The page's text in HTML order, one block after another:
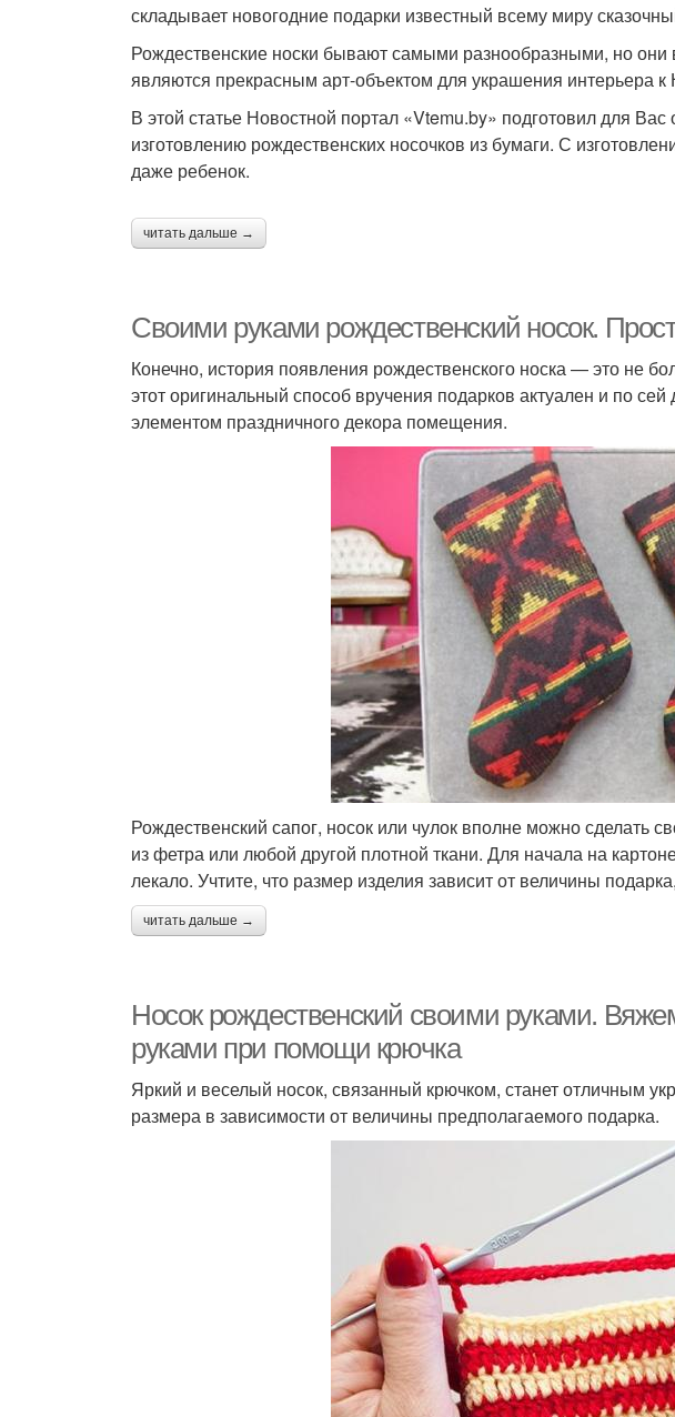
складывает новогодние подарки известный всему миру
Рождественские носки бывают самыми разнообразными, но они
являются прекрасным арт-объектом для украшения интерьера
В этой статье Новостной портал «Vtemu.by» подготовил для
изготовлению рождественских носочков из бумаги. С
даже ребенок.
читать дальше →
Своими руками рождественский носок.
Конечно, история появления рождественского носка — это не
этот оригинальный способ вручения подарков актуален и по
элементом праздничного декора помещения.
Рождественский сапог, носок или чулок вполне можно сделать
из фетра или любой другой плотной ткани. Для начала на
лекало. Учтите, что размер изделия зависит от величины
читать дальше →
Носок рождественский своими руками.
руками при помощи крючка
Яркий и веселый носок, связанный крючком, станет отличным
размера в зависимости от величины предполагаемого подарка.